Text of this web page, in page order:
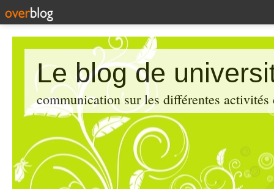
Le blog de
communication sur les différentes